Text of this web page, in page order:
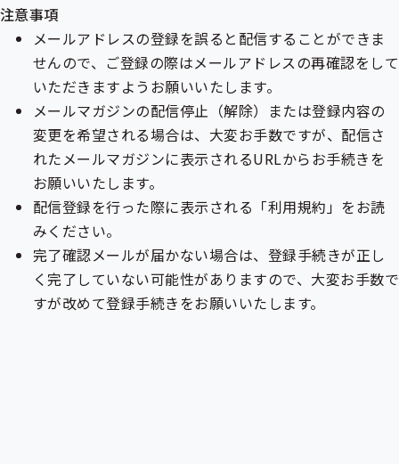
注意事項
メールアドレスの登録を誤ると配信することができま
せんので、ご登録の際はメールアドレスの再確認をして
いただきますようお願いいたします。
メールマガジンの配信停止（解除）または登録内容の
変更を希望される場合は、大変お手数ですが、配信さ
れたメールマガジンに表示されるURLからお手続きを
お願いいたします。
配信登録を行った際に表示される「利用規約」をお読
みください。
完了確認メールが届かない場合は、登録手続きが正し
く完了していない可能性がありますので、大変お手数で
すが改めて登録手続きをお願いいたします。